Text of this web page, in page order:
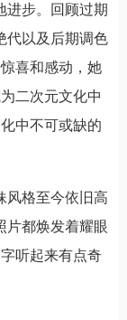
进步。回顾过期
代以及后期调色
喜和感动，她
二次元文化中
中不可或缺的
风格至今依旧高
片都焕发着耀眼
听起来有点奇